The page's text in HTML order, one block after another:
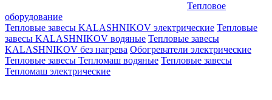
Тепловое
оборудование
Тепловые завесы KALASHNIKOV электрические Тепловые
завесы KALASHNIKOV водяные Тепловые завесы
KALASHNIKOV без нагрева Обогреватели электрические
Тепловые завесы Тепломаш водяные Тепловые завесы
Тепломаш электрические